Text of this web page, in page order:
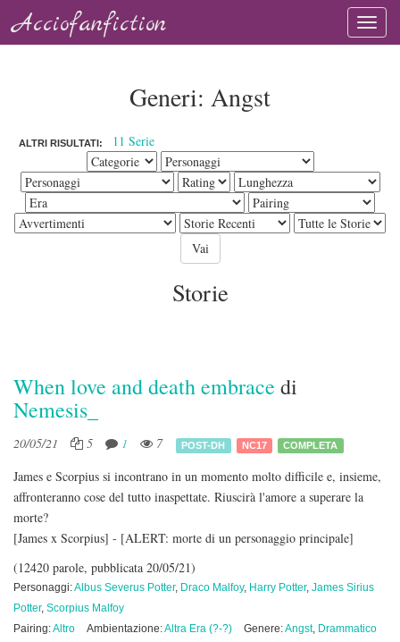
Acciofanfiction
Generi: Angst
ALTRI RISULTATI: 11 Serie
Storie
When love and death embrace di
Nemesis_
20/05/21 5 1 7 POST-DH NC17 COMPLETA
James e Scorpius si incontrano in un momento molto difficile e, insieme,
affronteranno cose del tutto inaspettate. Riuscirà l'amore a superare la
morte?
[James x Scorpius] - [ALERT: morte di un personaggio principale]
(12420 parole, pubblicata 20/05/21)
Personaggi:Albus Severus Potter, Draco Malfoy, Harry Potter, James Sirius
Potter, Scorpius Malfoy
Pairing:Altro Ambientazione:Altra Era (?-?) Genere:Angst, Drammatico